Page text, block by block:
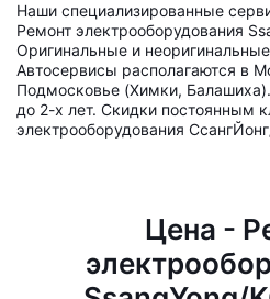
Наши специализированные
Ремонт электрооборудования
Оригинальные и
Автосервисы располагаются в
Подмосковье (Химки,
до 2-х лет. Скидки постоянным
электрооборудования
Цена -